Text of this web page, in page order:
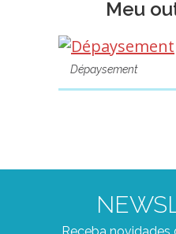
Meu
Dépaysement